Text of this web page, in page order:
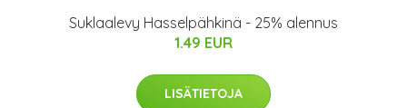
Suklaalevy Hasselpähkinä - 25% alennus
1.49 EUR
LISÄTIETOJA